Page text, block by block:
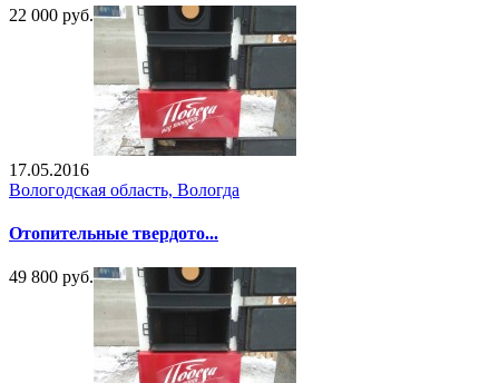
22 000 руб.
17.05.2016
Вологодская область, Вологда
Отопительные твердото...
49 800 руб.